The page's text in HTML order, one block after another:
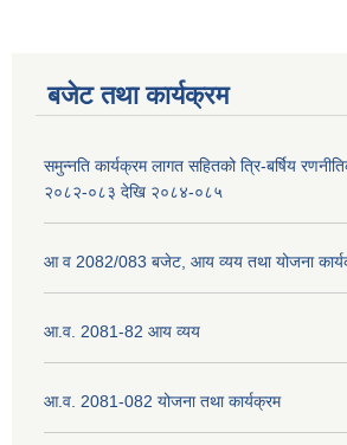
बजेट तथा कार्यक्रम
समुन्नति कार्यक्रम लागत सहितको त्रि-बर्षिय
२०८२-०८३ देखि २०८४-०८५
आ व 2082/083 बजेट, आय व्यय तथा योजना
आ.व. 2081-82 आय व्यय
आ.व. 2081-082 योजना तथा कार्यक्रम